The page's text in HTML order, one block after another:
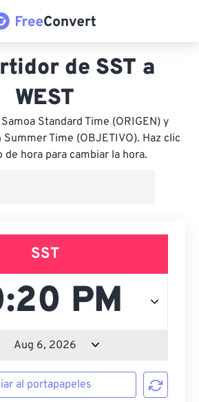
de SST a
WEST
Standard Time (ORIGEN) y
Time (OBJETIVO). Haz clic
de hora para cambiar la hora.
SST
al portapapeles